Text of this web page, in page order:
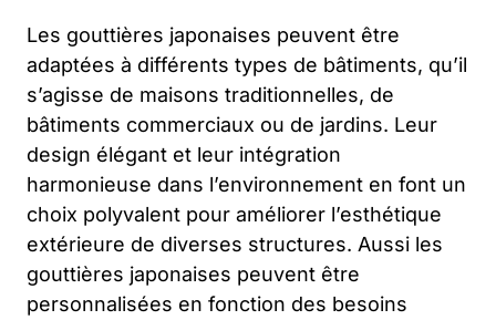
Les gouttières japonaises peuvent être
adaptées à différents types de bâtiments, qu’il
s’agisse de maisons traditionnelles, de
bâtiments commerciaux ou de jardins. Leur
design élégant et leur intégration
harmonieuse dans l’environnement en font un
choix polyvalent pour améliorer l’esthétique
extérieure de diverses structures. Aussi les
gouttières japonaises peuvent être
personnalisées en fonction des besoins